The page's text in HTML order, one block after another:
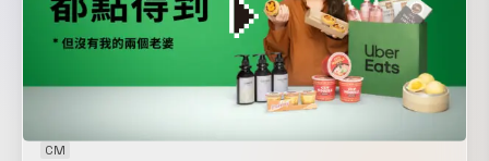
CM